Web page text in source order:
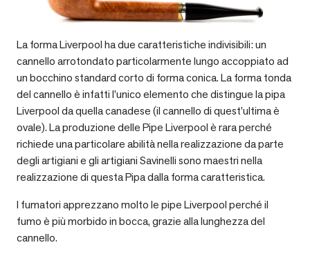
La forma Liverpool ha due caratteristiche indivisibili: un
cannello arrotondato particolarmente lungo accoppiato ad
un bocchino standard corto di forma conica. La forma tonda
del cannello è infatti l’unico elemento che distingue la pipa
Liverpool da quella canadese (il cannello di quest’ultima è
ovale). La produzione delle Pipe Liverpool è rara perché
richiede una particolare abilità nella realizzazione da parte
degli artigiani e gli artigiani Savinelli sono maestri nella
realizzazione di questa Pipa dalla forma caratteristica.
I fumatori apprezzano molto le pipe Liverpool perché il
fumo è più morbido in bocca, grazie alla lunghezza del
cannello.